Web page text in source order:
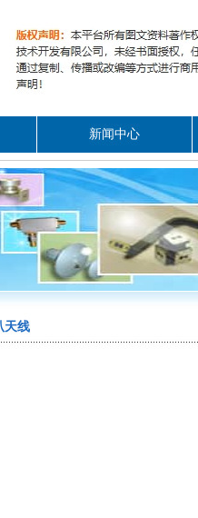
新闻中心
天线